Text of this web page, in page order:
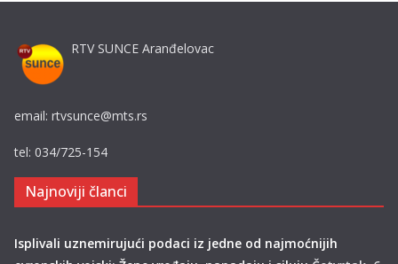
RTV SUNCE Aranđelovac
email: rtvsunce@mts.rs
tel: 034/725-154
Najnoviji članci
Isplivali uznemirujući podaci iz jedne od najmoćnijih